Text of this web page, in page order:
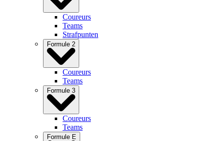
Coureurs
Teams
Strafpunten
Formule 2
Coureurs
Teams
Formule 3
Coureurs
Teams
Formule E